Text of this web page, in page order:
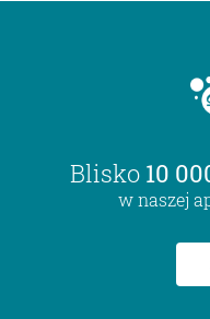
Blisko 10
w naszej